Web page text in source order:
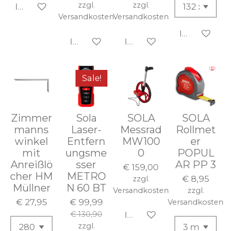
In den Warenkorb
zzgl.
Versandkosten
In den Warenkorb
zzgl.
Versandkosten
In den Warenkorb
In den
Zimmer
manns
winkel
mit
Anreißlö
cher HM
Müllner
€ 27,95
Sale!
Sola
Laser-
Entfern
ungsme
sser
METRO
N 60 BT
€ 99,99
€ 130,90
zzgl.
SOLA
Messrad
MW100
0
€ 159,00
zzgl.
Versandkosten
In den Warenkorb
SOLA
Rollmet
er
POPUL
AR PP 3
€ 8,95
zzgl.
Versandkosten